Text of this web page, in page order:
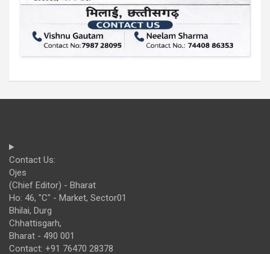
Contact Us:
Ojes
(Chief Editor) - Bharat
Ho: 46, "C" - Market, Sector01
Bhilai, Durg
Chhattisgarh,
Bharat - 490 001
Contact: +91 76470 28378